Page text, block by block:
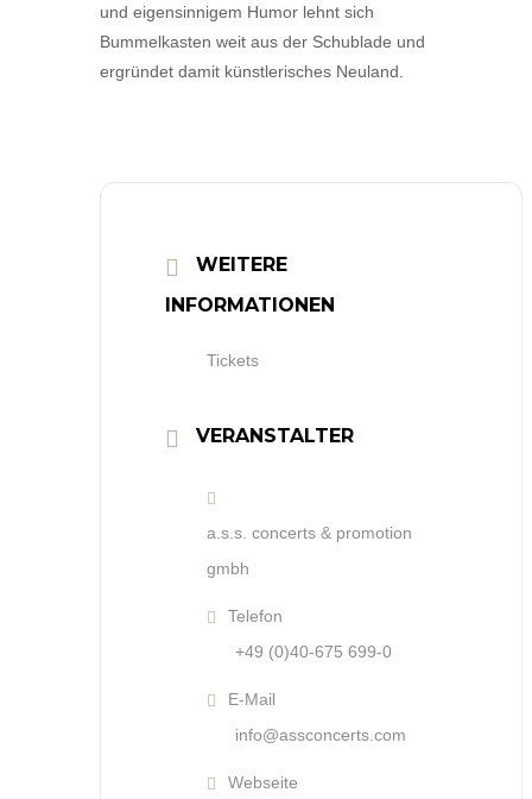
und eigensinnigem Humor lehnt sich
Bummelkasten weit aus der Schublade und
ergründet damit künstlerisches Neuland.
WEITERE
INFORMATIONEN
Tickets
VERANSTALTER
a.s.s. concerts & promotion
gmbh
Telefon
+49 (0)40-675 699-0
E-Mail
info@assconcerts.com
Webseite